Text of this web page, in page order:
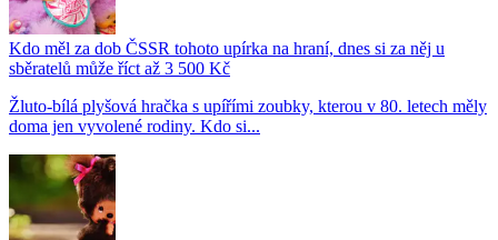
Kdo měl za dob ČSSR tohoto upírka na hraní, dnes si za něj u
sběratelů může říct až 3 500 Kč
Žluto-bílá plyšová hračka s upířími zoubky, kterou v 80. letech měly
doma jen vyvolené rodiny. Kdo si...